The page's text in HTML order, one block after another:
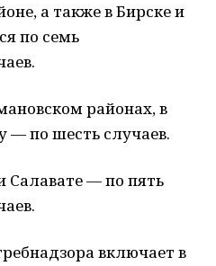
а также в Бирске и
по семь
районах, в
по шесть случаев.
Салавате — по пять
включает в